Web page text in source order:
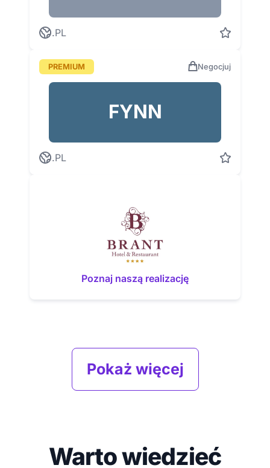
.PL
PREMIUM Negocjuj
FYNN
.PL
Poznaj naszą realizację
Pokaż więcej
Warto wiedzieć